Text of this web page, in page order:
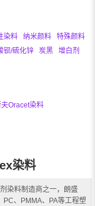
染料 纳米颜料
特殊颜料
钡/硫化锌 炭黑
增白剂
Oracet染料
染料
染料制造商之一，朗盛
、PMMA、PA等工程塑